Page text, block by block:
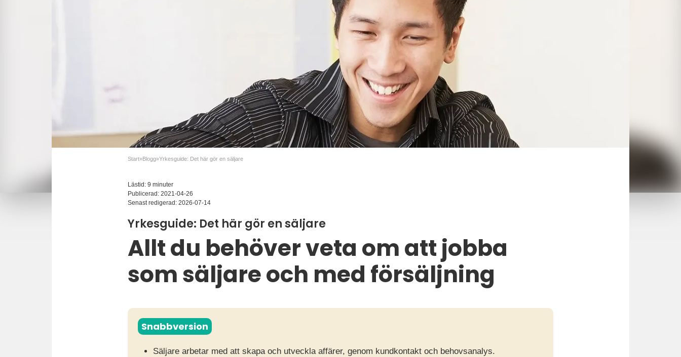
Start»Blogg»Yrkesguide: Det här gör en säljare
Lästid: 9 minuter
Publicerad: 2021-04-26
Senast redigerad: 2026-07-14
Yrkesguide: Det här gör en säljare
Allt du behöver veta om att jobba
som säljare och med försäljning
Snabbversion
Säljare arbetar med att skapa och utveckla affärer, genom kundkontakt och behovsanalys.